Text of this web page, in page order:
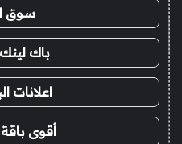
سوق
باك لينك
اعلانات
أقوى